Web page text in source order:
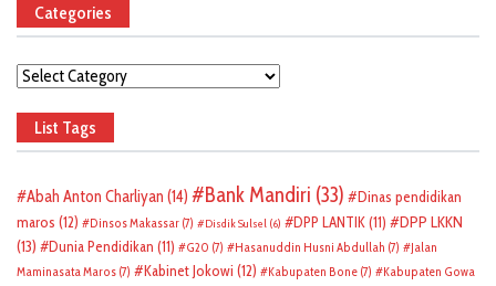
Categories
Categories
List Tags
Abah Anton Charliyan (14) Bank Mandiri (33)
Dinas pendidikan
maros (12) Dinsos Makassar (7) Disdik Sulsel (6) DPP LANTIK(11)
DPP LKKN
(13)
Dunia Pendidikan (11) G20 (7) Hasanuddin Husni Abdullah (7)
Jalan
Maminasata Maros (7) Kabinet Jokowi (12) Kabupaten Bone (7) Kabupaten Gowa